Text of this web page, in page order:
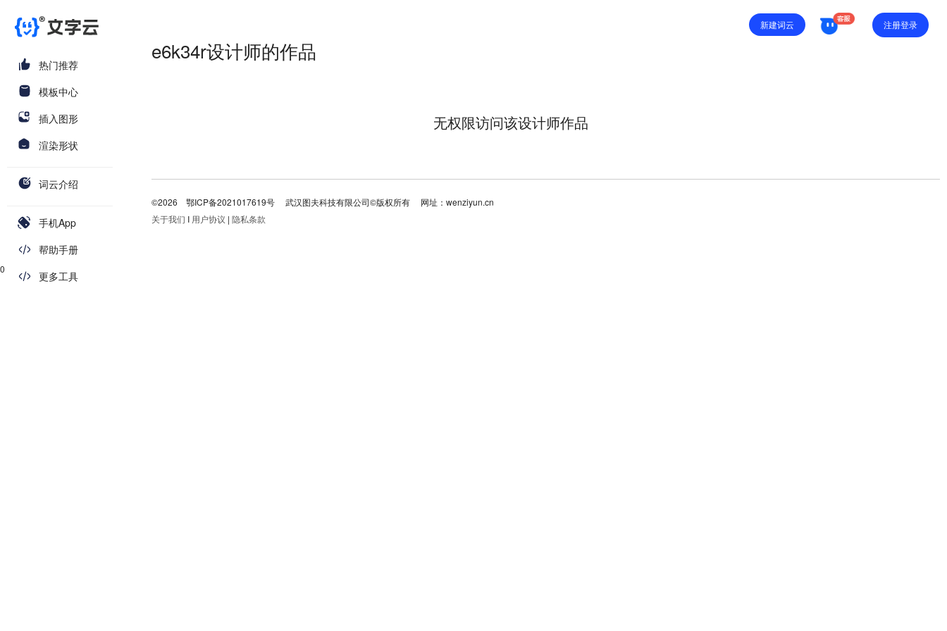
新建词云 注册登录
热门推荐
模板中心
插入图形
渲染形状
词云介绍
手机App
帮助手册
更多工具
e6k34r设计师的作品
无权限访问该设计师作品
©2026 鄂ICP备2021017619号 武汉图夫科技有限公司©版权所有 网址：wenziyun.cn
关于我们 I 用户协议 | 隐私条款
0